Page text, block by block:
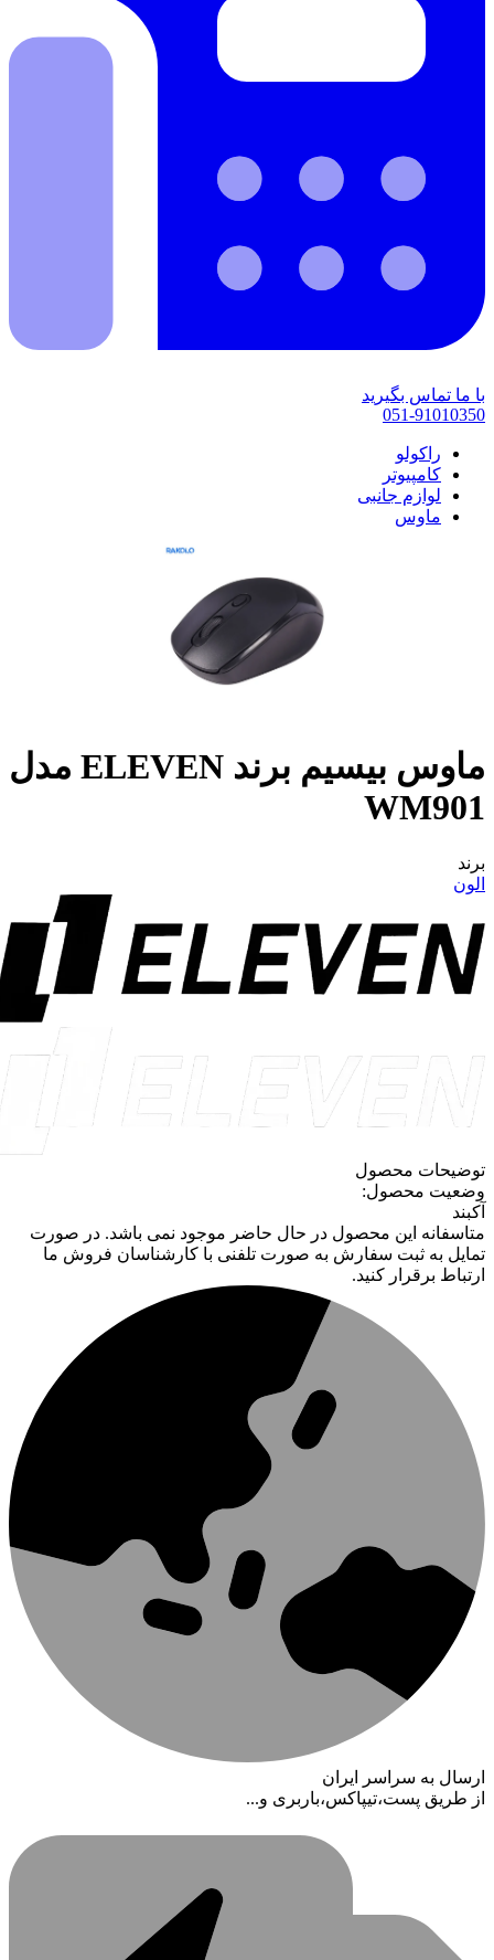
با ما تماس بگیرید
051-91010350
راکولو
کامپیوتر
لوازم جانبی
ماوس
ماوس بیسیم برند ELEVEN مدل
WM901
برند
الون
توضیحات محصول
وضعیت محصول:
آکبند
متاسفانه این محصول در حال حاضر موجود نمی باشد. در صورت
تمایل به ثبت سفارش به صورت تلفنی با کارشناسان فروش ما
ارتباط برقرار کنید.
ارسال به سراسر ایران
از طریق پست،تیپاکس،باربری و...